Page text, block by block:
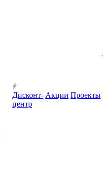
Дисконт-
центр
Акции Проекты